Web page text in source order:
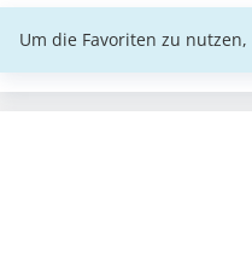
Um die Favoriten zu nutzen,